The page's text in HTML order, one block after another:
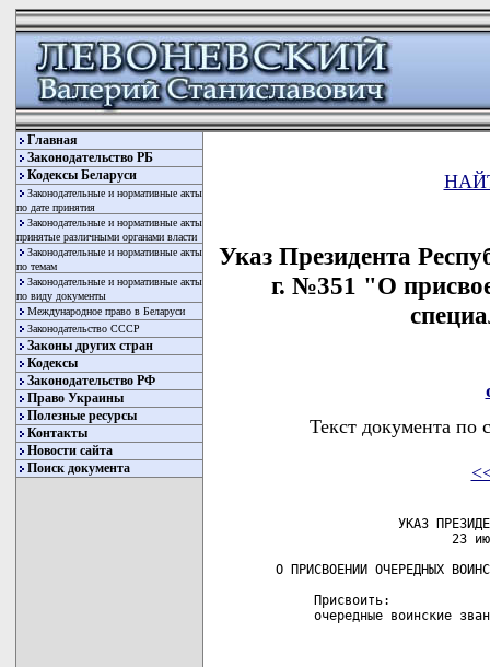
Главная
Законодательство РБ
Кодексы Беларуси
Законодательные и нормативные акты
по дате принятия
Законодательные и нормативные акты
принятые различными органами власти
Законодательные и нормативные акты
по темам
Законодательные и нормативные акты
по виду документы
Международное право в Беларуси
Законодательство СССР
Законы других стран
Кодексы
Законодательство РФ
Право Украины
Полезные ресурсы
Контакты
Новости сайта
Поиск документа
Указ Президента
г. №351 "О
Текст документа по
УКАЗ
23
О ПРИСВОЕНИИ ОЧЕРЕДНЫХ
     Присвоить:
очередные воинские